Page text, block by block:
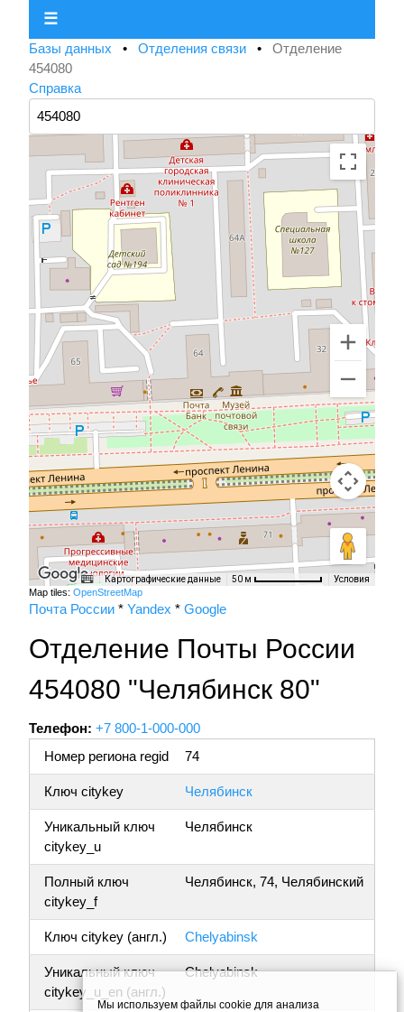
☰
Базы данных • Отделения связи • Отделение
454080
Справка
Картографические данные 50 м Условия
Map tiles: OpenStreetMap
Почта России * Yandex * Google
Отделение Почты России
454080 "Челябинск 80"
Телефон: +7 800-1-000-000
Номер региона regid
74
Ключ citykey Челябинск
Уникальный ключ
citykey_u
Челябинск
Полный ключ
citykey_f
Челябинск, 74, Челябинский
Ключ citykey (англ.) Chelyabinsk
Уникальный ключ
citykey_u_en (англ.)
Chelyabinsk
Мы используем файлы cookie для анализа